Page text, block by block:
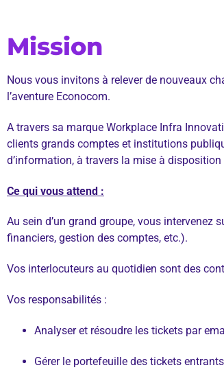
Mission
Nous vous invitons à relever de nouveaux
l’aventure Econocom.
A travers sa marque Workplace Infra
clients grands comptes et institutions
d’information, à travers la mise à
Ce qui vous attend :
Au sein d’un grand groupe, vous
financiers, gestion des comptes, etc.).
Vos interlocuteurs au quotidien sont des
Vos responsabilités :
Analyser et résoudre les tickets par
Gérer le portefeuille des tickets entrants